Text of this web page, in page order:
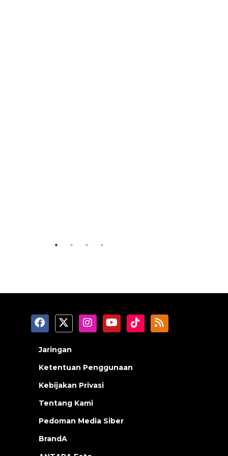
Jaringan
Ketentuan Penggunaan
Kebijakan Privasi
Tentang Kami
Pedoman Media Siber
BrandA